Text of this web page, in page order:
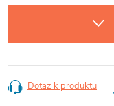
cena:
Dotaz k produktu